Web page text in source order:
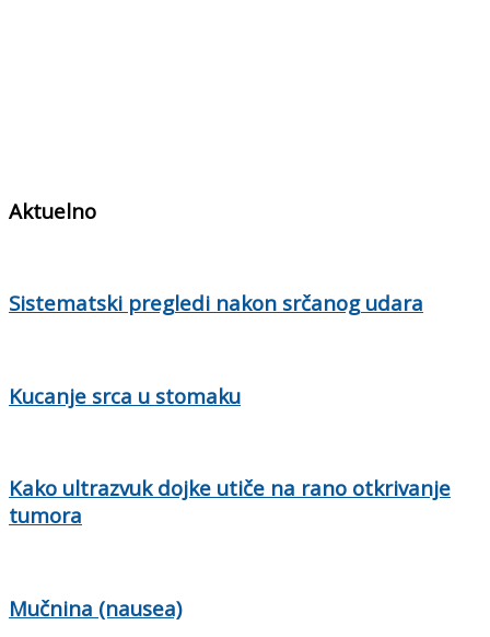
Aktuelno
Sistematski pregledi nakon srčanog udara
Kucanje srca u stomaku
Kako ultrazvuk dojke utiče na rano otkrivanje
tumora
Mučnina (nausea)